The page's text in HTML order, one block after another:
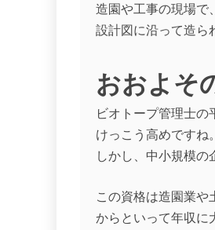
造園や工事の現場で
設計図に沿って造ら
おおよそ
ビオトープ管理士の
けっこう高めですね。
しかし、中小規模の
この資格は造園業や
からといって年収に